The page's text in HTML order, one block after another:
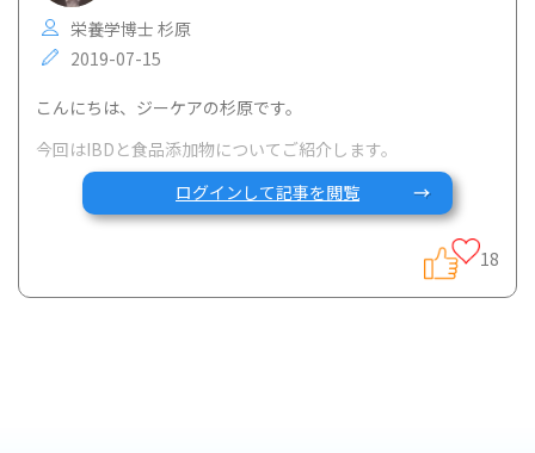
栄養学博士 杉原
2019-07-15
こんにちは、ジーケアの杉原です。
今回はIBDと食品添加物についてご紹介します。
ログインして記事を閲覧
18